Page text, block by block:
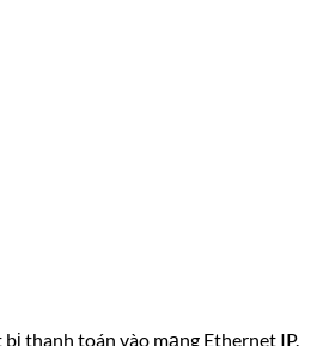
thanh toán vào mạng Ethernet IP.